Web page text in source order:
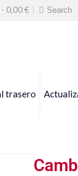
0,00€
trasero